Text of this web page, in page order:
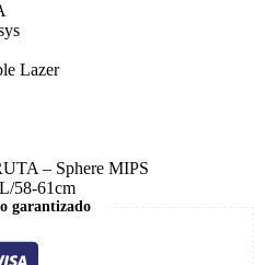
Lazer
– Sphere MIPS
58-61cm
garantizado